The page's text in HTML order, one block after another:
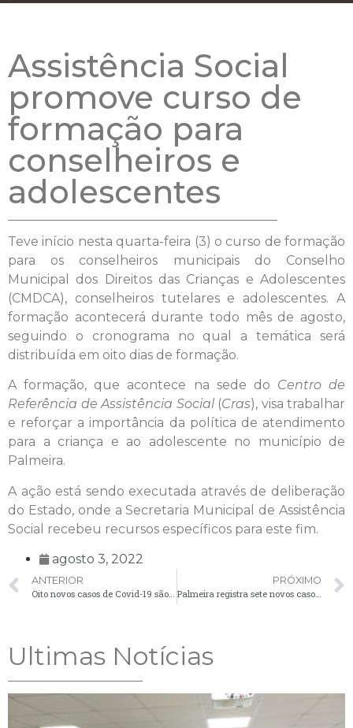
Assistência Social
promove curso de
formação para
conselheiros e
adolescentes
Teve início nesta quarta-feira (3) o curso de formação
para os conselheiros municipais do Conselho
Municipal dos Direitos das Crianças e Adolescentes
(CMDCA), conselheiros tutelares e adolescentes. A
formação acontecerá durante todo mês de agosto,
seguindo o cronograma no qual a temática será
distribuída em oito dias de formação.
A formação, que acontece na sede do Centro de
Referência de Assistência Social(Cras), visa trabalhar
e reforçar a importância da política de atendimento
para a criança e ao adolescente no município de
Palmeira.
A ação está sendo executada através de deliberação
do Estado, onde a Secretaria Municipal de Assistência
Social recebeu recursos específicos para este fim.
agosto 3, 2022
ANTERIOR
Oito novos casos de Covid-19 são confirmados em Palmeira
PRÓXIMO
Palmeira registra sete novos casos de Covid-19 nesta quarta-feira (3)
Ultimas Notícias